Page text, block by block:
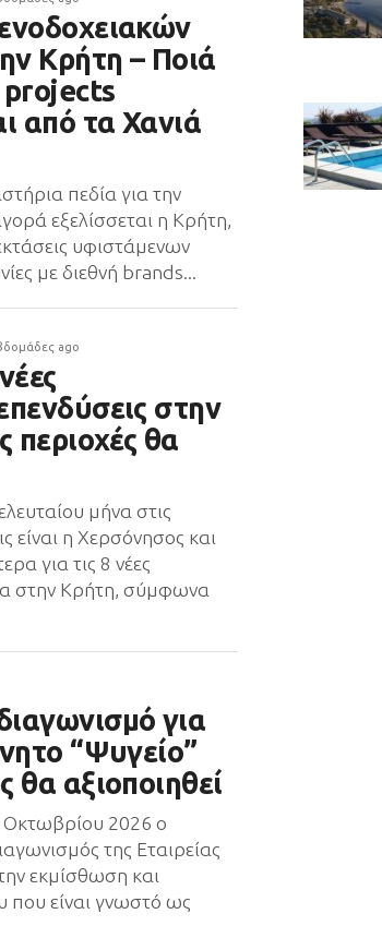
Κρήτη – Ποιά
projects
από τα Χανιά
πεδία για την
εξελίσσεται η Κρήτη,
υφιστάμενων
με διεθνή brands...
ago
στην
περιοχές θα
μήνα στις
είναι η Χερσόνησος και
για τις 8 νέες
στην Κρήτη, σύμφωνα
για
“Ψυγείο”
αξιοποιηθεί
Οκτωβρίου 2026 ο
της Εταιρείας
εκμίσθωση και
που είναι γνωστό ως